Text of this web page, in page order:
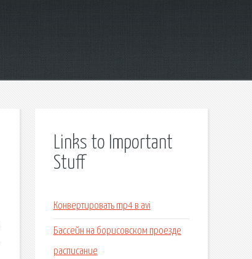
Links to Important
Stuff
Конвертировать mp4 в avi
Бассейн на борисовском проезде
расписание